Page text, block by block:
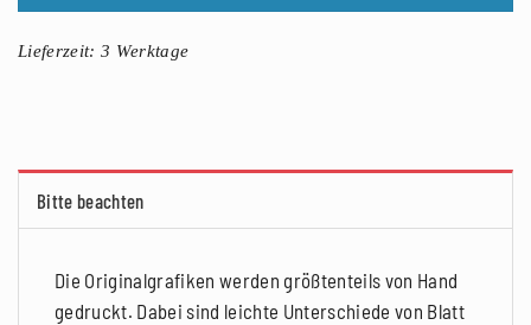
Lieferzeit:3 Werktage
Bitte beachten
Die Originalgrafiken werden größtenteils von Hand
gedruckt. Dabei sind leichte Unterschiede von Blatt